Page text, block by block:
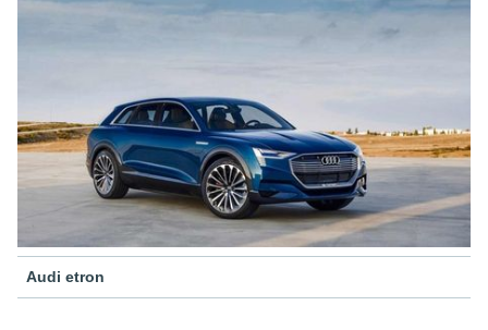
Audi etron